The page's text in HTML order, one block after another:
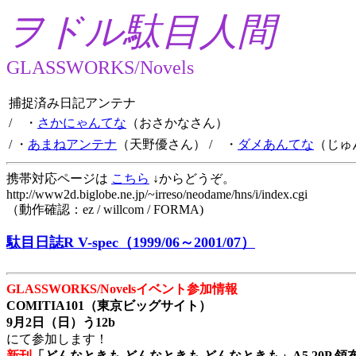
ヲドル駄目人間
GLASSWORKS/Novels
捕捉済み日記アンテナ
/ ・ さかにゃんてな （おさかなさん）
/ ・ あまねアンテナ （天野優さん） / ・ ダメあんてな （じ
携帯対応ページは こちら ↓からどうぞ。
http://www2d.biglobe.ne.jp/~irreso/neodame/hns/i/index.cgi
（動作確認：ez / willcom / FORMA)
駄目日誌R V-spec（1999/06～2001/07）
GLASSWORKS/Novelsイベント参加情報
COMITIA101（東京ビッグサイト）
9月2日（日）う12b
にて参加します！